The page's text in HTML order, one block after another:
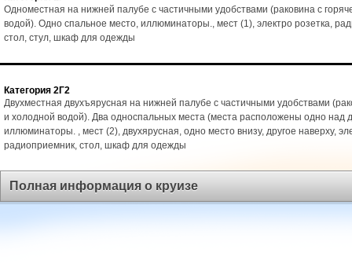
Одноместная на нижней палубе с частичными удобствами (раковина с
водой). Одно спальное место, иллюминаторы., мест (1), электро розетка,
стол, стул, шкаф для одежды
Категория 2Г2
Двухместная двухъярусная на нижней палубе с частичными удобствами
и холодной водой). Два односпальных места (места расположены одно над
иллюминаторы. , мест (2), двухярусная, одно место внизу, другое наверху,
радиоприемник, стол, шкаф для одежды
Полная информация о круизе